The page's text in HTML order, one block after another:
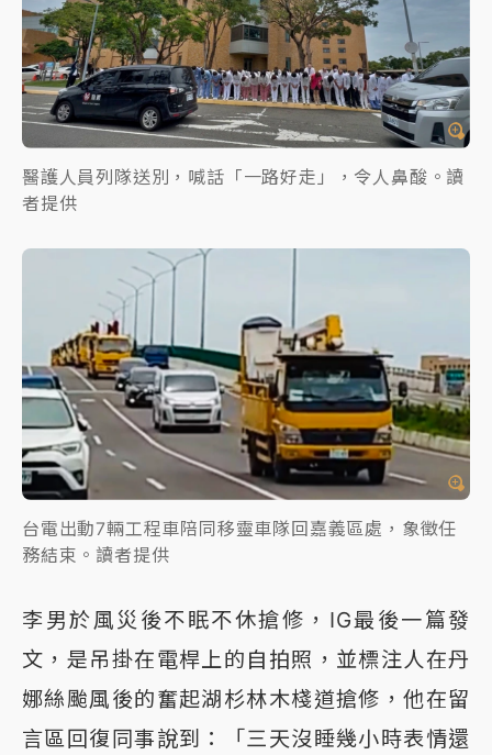
醫護人員列隊送別，喊話「一路好走」，令人鼻酸。讀
者提供
台電出動7輛工程車陪同移靈車隊回嘉義區處，象徵任
務結束。讀者提供
李男於風災後不眠不休搶修，IG最後一篇發
文，是吊掛在電桿上的自拍照，並標注人在丹
娜絲颱風後的奮起湖杉林木棧道搶修，他在留
言區回復同事說到：「三天沒睡幾小時表情還